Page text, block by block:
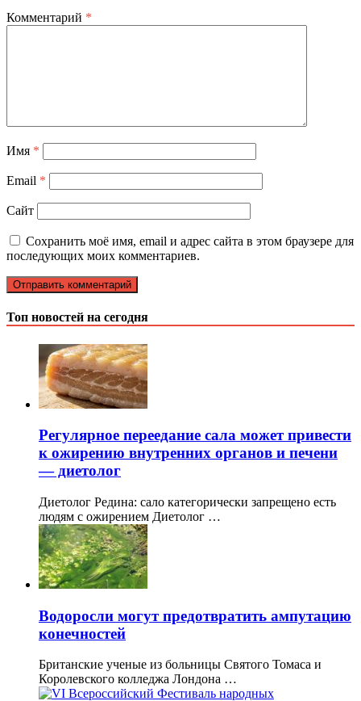
Комментарий *
Имя *
Email *
Сайт
Сохранить моё имя, email и адрес сайта в этом браузере для
последующих моих комментариев.
Топ новостей на сегодня
Регулярное переедание сала может привести
к ожирению внутренних органов и печени
— диетолог
Диетолог Редина: сало категорически запрещено есть
людям с ожирением Диетолог …
Водоросли могут предотвратить ампутацию
конечностей
Британские ученые из больницы Святого Томаса и
Королевского колледжа Лондона …